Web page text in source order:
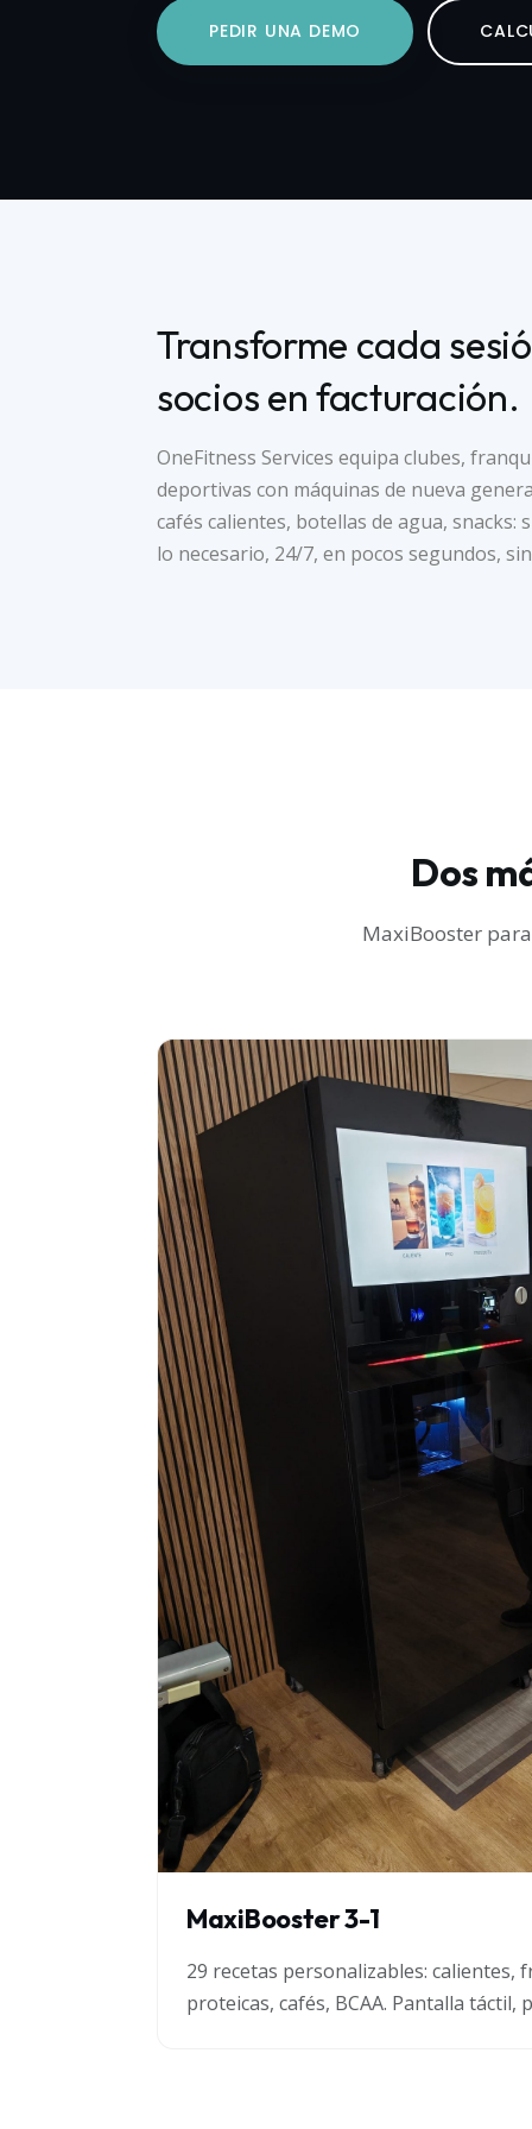
PEDIR UNA DEMO
Transforme cada
socios en facturación.
OneFitness Services equipa clubes,
deportivas con máquinas de nueva
cafés calientes, botellas de agua, snacks:
lo necesario, 24/7, en pocos segundos,
Dos
MaxiBooster
MaxiBooster 3-1
29 recetas personalizables: calientes,
proteicas, cafés, BCAA. Pantalla táctil,